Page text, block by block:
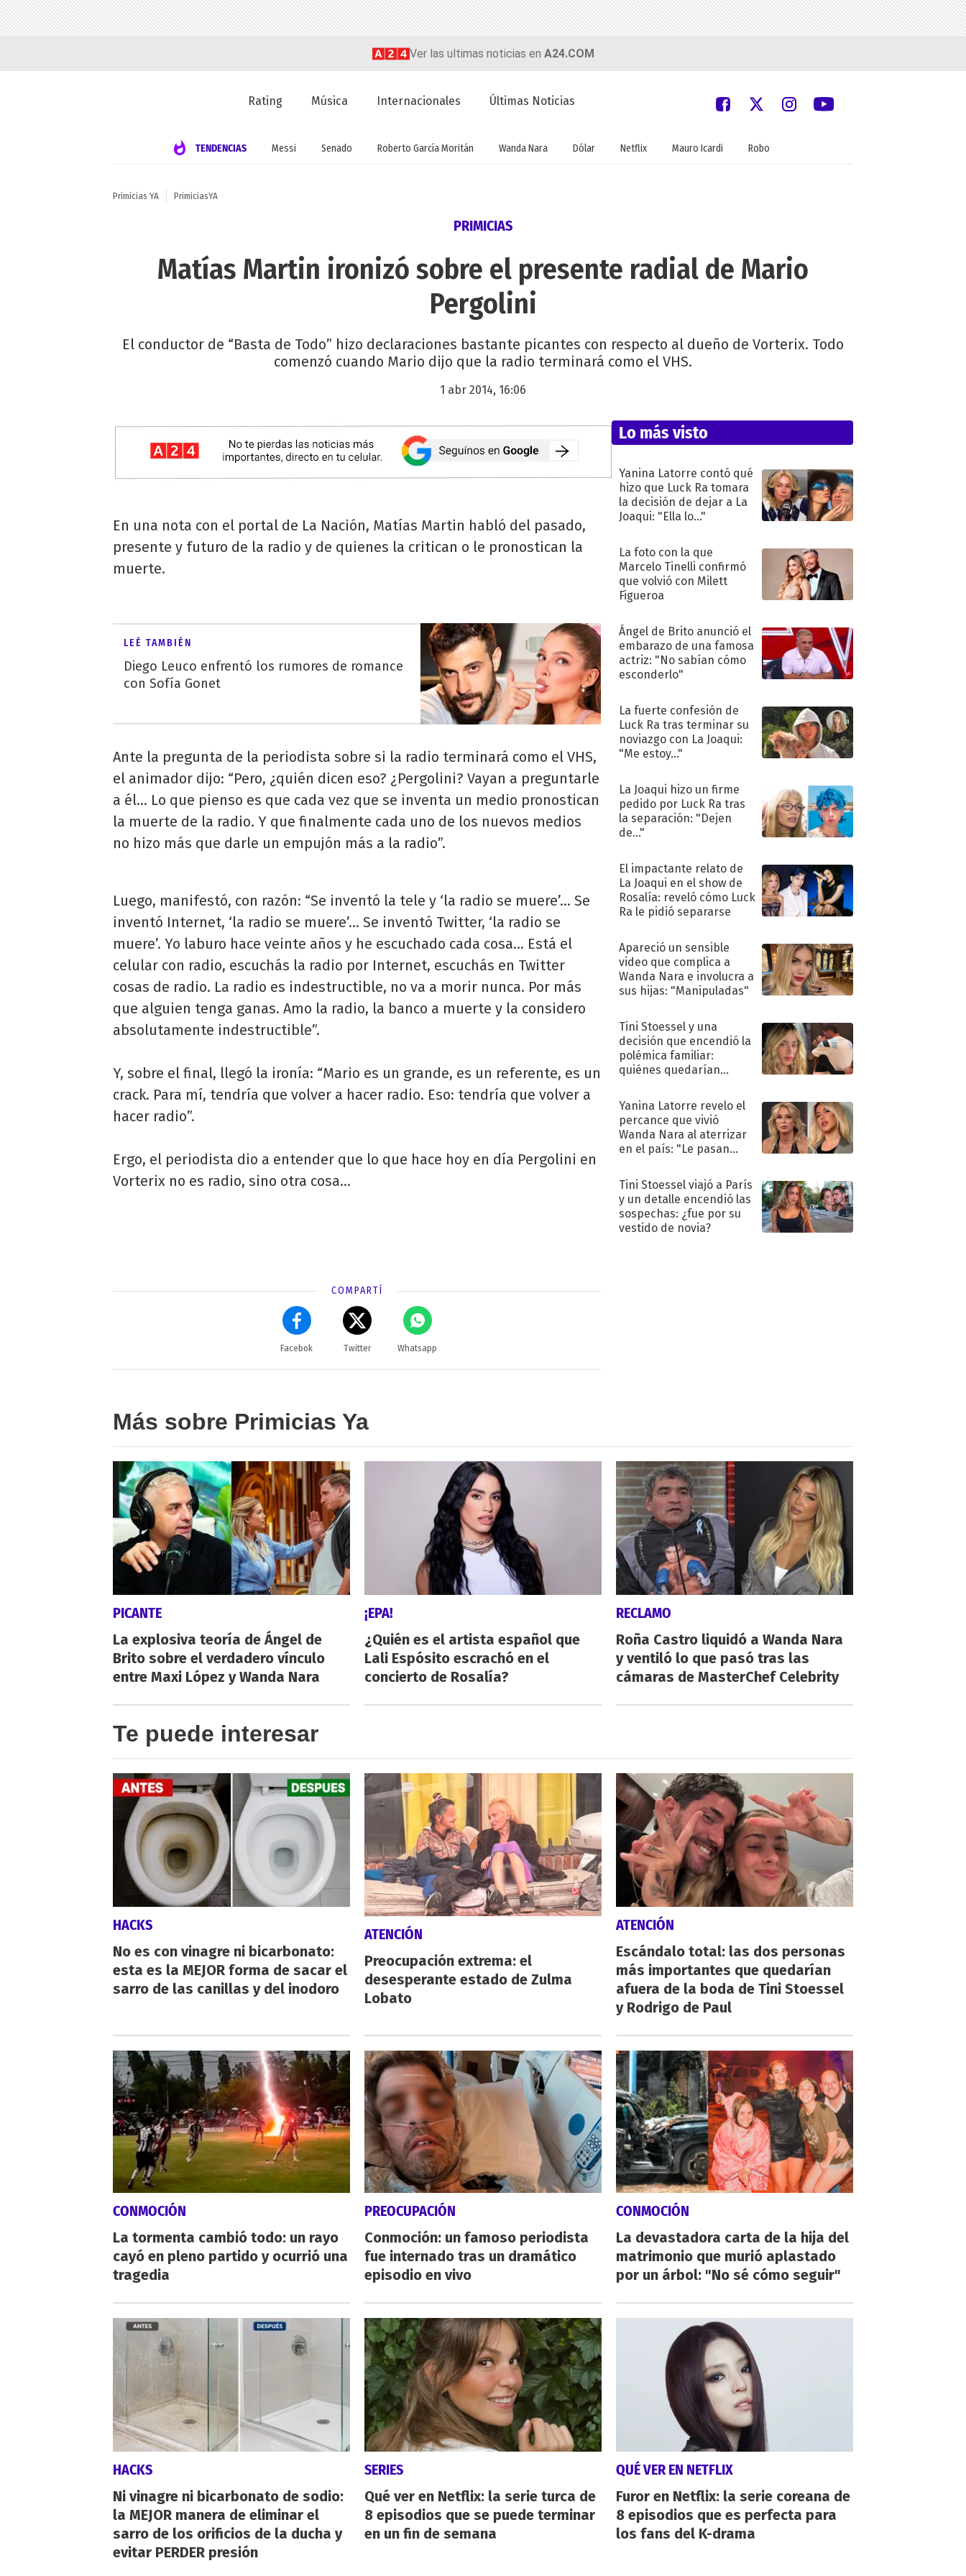
Ver las ultimas noticias en A24.COM
Rating Música Internacionales Últimas Noticias
TENDENCIAS Messi Senado Roberto García Moritán Wanda Nara Dólar Netflix Mauro Icardi Robo
Primicias YA PrimiciasYA
PRIMICIAS
Matías Martin ironizó sobre el presente radial de Mario
Pergolini
El conductor de “Basta de Todo” hizo declaraciones bastante picantes con respecto al dueño de Vorterix. Todo
comenzó cuando Mario dijo que la radio terminará como el VHS.
1 abr 2014, 16:06
En una nota con el portal de La Nación, Matías Martin habló del pasado,
presente y futuro de la radio y de quienes la critican o le pronostican la
muerte.
LEÉ TAMBIÉN
Diego Leuco enfrentó los rumores de romance
con Sofía Gonet
Ante la pregunta de la periodista sobre si la radio terminará como el VHS,
el animador dijo: “Pero, ¿quién dicen eso? ¿Pergolini? Vayan a preguntarle
a él... Lo que pienso es que cada vez que se inventa un medio pronostican
la muerte de la radio. Y que finalmente cada uno de los nuevos medios
no hizo más que darle un empujón más a la radio”.
Luego, manifestó, con razón: “Se inventó la tele y ‘la radio se muere’... Se
inventó Internet, ‘la radio se muere’... Se inventó Twitter, ‘la radio se
muere’. Yo laburo hace veinte años y he escuchado cada cosa… Está el
celular con radio, escuchás la radio por Internet, escuchás en Twitter
cosas de radio. La radio es indestructible, no va a morir nunca. Por más
que alguien tenga ganas. Amo la radio, la banco a muerte y la considero
absolutamente indestructible”.
Y, sobre el final, llegó la ironía: “Mario es un grande, es un referente, es un
crack. Para mí, tendría que volver a hacer radio. Eso: tendría que volver a
hacer radio”.
Ergo, el periodista dio a entender que lo que hace hoy en día Pergolini en
Vorterix no es radio, sino otra cosa…
COMPARTÍ
Facebok Twitter Whatsapp
Lo más visto
Yanina Latorre contó qué
hizo que Luck Ra tomara
la decisión de dejar a La
Joaqui: "Ella lo..."
La foto con la que
Marcelo Tinelli confirmó
que volvió con Milett
Figueroa
Ángel de Brito anunció el
embarazo de una famosa
actriz: "No sabían cómo
esconderlo"
La fuerte confesión de
Luck Ra tras terminar su
noviazgo con La Joaqui:
"Me estoy..."
La Joaqui hizo un firme
pedido por Luck Ra tras
la separación: "Dejen
de..."
El impactante relato de
La Joaqui en el show de
Rosalía: reveló cómo Luck
Ra le pidió separarse
Apareció un sensible
video que complica a
Wanda Nara e involucra a
sus hijas: "Manipuladas"
Tini Stoessel y una
decisión que encendió la
polémica familiar:
quiénes quedarían
Yanina Latorre revelo el
percance que vivió
Wanda Nara al aterrizar
en el país: "Le pasan
Tini Stoessel viajó a París
y un detalle encendió las
sospechas: ¿fue por su
vestido de novia?
Más sobre Primicias Ya
PICANTE
La explosiva teoría de Ángel de
Brito sobre el verdadero vínculo
entre Maxi López y Wanda Nara
¡EPA!
¿Quién es el artista español que
Lali Espósito escrachó en el
concierto de Rosalía?
RECLAMO
Roña Castro liquidó a Wanda Nara
y ventiló lo que pasó tras las
cámaras de MasterChef Celebrity
Te puede interesar
HACKS
No es con vinagre ni bicarbonato:
esta es la MEJOR forma de sacar el
sarro de las canillas y del inodoro
ATENCIÓN
Preocupación extrema: el
desesperante estado de Zulma
Lobato
ATENCIÓN
Escándalo total: las dos personas
más importantes que quedarían
afuera de la boda de Tini Stoessel
y Rodrigo de Paul
CONMOCIÓN
La tormenta cambió todo: un rayo
cayó en pleno partido y ocurrió una
tragedia
PREOCUPACIÓN
Conmoción: un famoso periodista
fue internado tras un dramático
episodio en vivo
CONMOCIÓN
La devastadora carta de la hija del
matrimonio que murió aplastado
por un árbol: "No sé cómo seguir"
HACKS
Ni vinagre ni bicarbonato de sodio:
la MEJOR manera de eliminar el
sarro de los orificios de la ducha y
evitar PERDER presión
SERIES
Qué ver en Netflix: la serie turca de
8 episodios que se puede terminar
en un fin de semana
QUÉ VER EN NETFLIX
Furor en Netflix: la serie coreana de
8 episodios que es perfecta para
los fans del K-drama